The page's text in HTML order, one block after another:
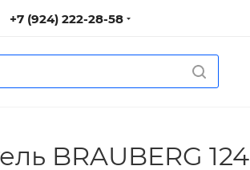
+7 (924) 222-28-58
BRAUBERG